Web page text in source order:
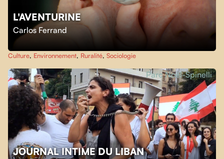
L'AVENTURINE
Carlos Ferrand
Culture, Environnement, Ruralité, Sociologie
JOURNAL INTIME DU LIBAN
Parc Noël-Spinelli